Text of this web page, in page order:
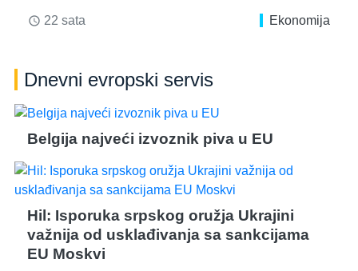
access_time 22 sata Ekonomija
Dnevni evropski servis
Belgija najveći izvoznik piva u EU
Hil: Isporuka srpskog oružja Ukrajini
važnija od usklađivanja sa sankcijama
EU Moskvi